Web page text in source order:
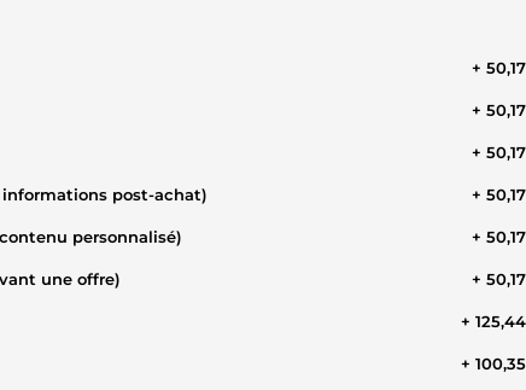
+
+
+
post-achat) +
personnalisé) +
une offre) +
+
+